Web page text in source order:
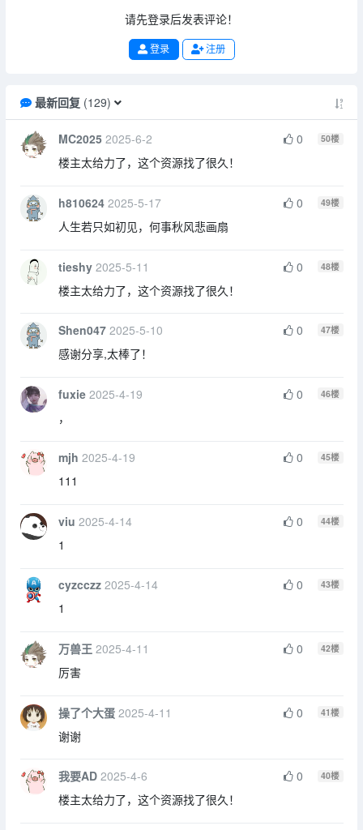
请先登录后发表评论！
登录 注册
最新回复(129)
MC2025 2025-6-2 0 50楼
楼主太给力了，这个资源找了很久！
h810624 2025-5-17 0 49楼
人生若只如初见，何事秋风悲画扇
tieshy 2025-5-11 0 48楼
楼主太给力了，这个资源找了很久！
Shen047 2025-5-10 0 47楼
感谢分享,太棒了！
fuxie 2025-4-19 0 46楼
，
mjh 2025-4-19 0 45楼
111
viu 2025-4-14 0 44楼
1
cyzcczz 2025-4-14 0 43楼
1
万兽王 2025-4-11 0 42楼
厉害
操了个大蛋 2025-4-11 0 41楼
谢谢
我要AD 2025-4-6 0 40楼
楼主太给力了，这个资源找了很久！